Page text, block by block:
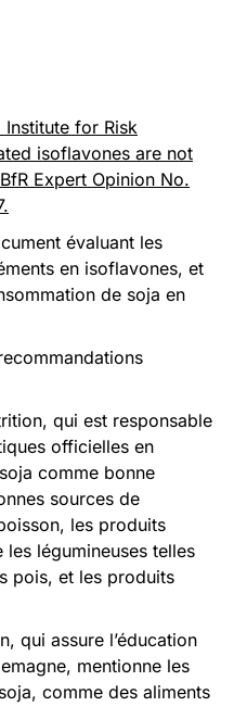
Institute for Risk
isoflavones are not
Expert Opinion No.
évaluant les
en isoflavones, et
de soja en
qui est responsable
officielles en
comme bonne
sources de
les produits
légumineuses telles
pois, et les produits
qui assure l’éducation
mentionne les
comme des aliments